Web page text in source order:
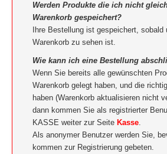
Werden Produkte die ich nicht
Warenkorb gespeichert?
Ihre Bestellung ist gespeichert,
Warenkorb zu sehen ist.
Wie kann ich eine Bestellung
Wenn Sie bereits alle gewünschten
Warenkorb gelegt haben, und die
haben (Warenkorb aktualisieren nicht
dann kommen Sie als registrierter
KASSE weiter zur Seite Kasse.
Als anonymer Benutzer werden Sie,
kommen zur Registrierung gebeten.